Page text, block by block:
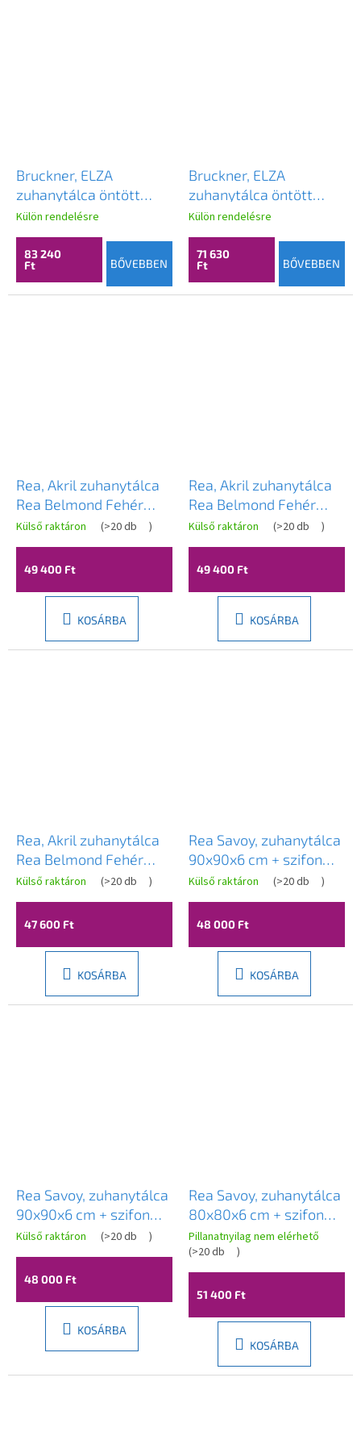
Bruckner, ELZA
zuhanytálca öntött
márványból, négyzet
alakú 90x90cm, fehér,
801.112.4
Külön rendelésre
83 240
Ft
BŐVEBBEN
Bruckner, ELZA
zuhanytálca öntött
márványból, négyzet
alakú 80x80cm, fehér,
801.111.4
Külön rendelésre
71 630
Ft
BŐVEBBEN
Rea, Akril zuhanytálca
Rea Belmond Fehér
90x90, KPL-14371
Külső raktáron (>20 db )
49 400 Ft
KOSÁRBA
Rea, Akril zuhanytálca
Rea Belmond Fehér
90x90, KPL-04371
Külső raktáron (>20 db )
49 400 Ft
KOSÁRBA
Rea, Akril zuhanytálca
Rea Belmond Fehér
80x80, KPL-14370
Külső raktáron (>20 db )
47 600 Ft
KOSÁRBA
Rea Savoy, zuhanytálca
90x90x6 cm + szifon
arany kupakkal, fényes
fehér, KPL-11907
Külső raktáron (>20 db )
48 000 Ft
KOSÁRBA
Rea Savoy, zuhanytálca
90x90x6 cm + szifon
réz borítással, fényes
fehér, KPL-01907
Külső raktáron (>20 db )
48 000 Ft
KOSÁRBA
Rea Savoy, zuhanytálca
80x80x6 cm + szifon
arany kupakkal, fényes
fekete, KPL-04804
Pillanatnyilag nem elérhető
(>20 db )
51 400 Ft
KOSÁRBA